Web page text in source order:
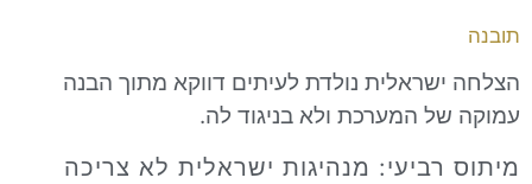
נולדת לעיתים דווקא מתוך הבנה
המערכת ולא בניגוד לה.
מנהיגות ישראלית לא צריכה